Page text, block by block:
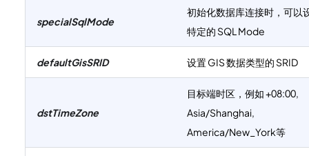
specialSqlMode
初始化数据库连接时，可以
特定的 SQL Mode
defaultGisSRID 设置 GIS 数据类型的 SRID
dstTimeZone
目标端时区，例如 +08:00,
Asia/Shanghai,
America/New_York等